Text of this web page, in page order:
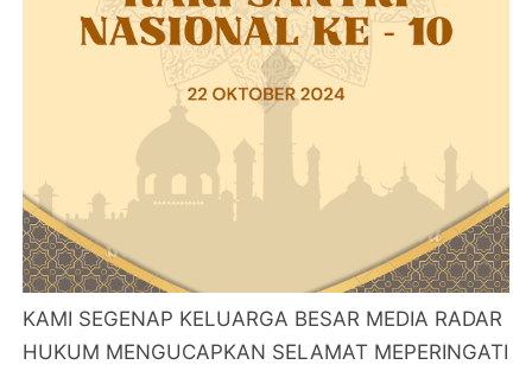
KAMI SEGENAP KELUARGA BESAR MEDIA RADAR
HUKUM MENGUCAPKAN SELAMAT MEPERINGATI